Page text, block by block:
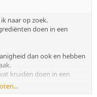
naar op zoek.
doen in een
dan ook en hebben
kruiden doen in een